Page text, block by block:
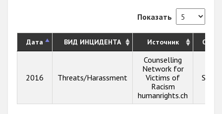
Показать
Дата ВИД ИНЦИДЕНТА Источник
2016 Threats/Harassment
Counselling
Network for
Victims of
Racism
humanrights.ch